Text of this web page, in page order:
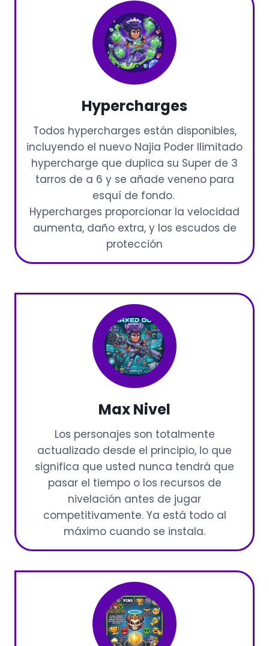
Hypercharges
Todos hypercharges están disponibles,
incluyendo el nuevo Najia Poder Ilimitado
hypercharge que duplica su Super de 3
tarros de a 6 y se añade veneno para
esquí de fondo.
Hypercharges proporcionar la velocidad
aumenta, daño extra, y los escudos de
protección
Max Nivel
Los personajes son totalmente
actualizado desde el principio, lo que
significa que usted nunca tendrá que
pasar el tiempo o los recursos de
nivelación antes de jugar
competitivamente. Ya está todo al
máximo cuando se instala.